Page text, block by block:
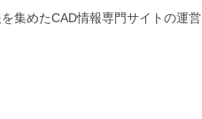
集めたCAD情報専門サイトの運営